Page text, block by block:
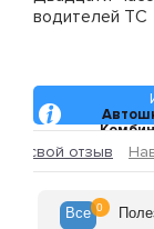
водителей ТС
Отзывы
свой отзыв
Все 0